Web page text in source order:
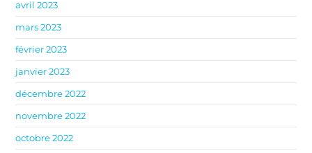
avril 2023
mars 2023
février 2023
janvier 2023
décembre 2022
novembre 2022
octobre 2022